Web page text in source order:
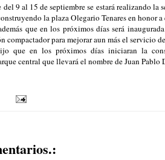
del 9 al 15 de septiembre se estará realizando la
la plaza Olegario Tenares en honor
que en los próximos días será
compactador para mejorar aun más el servicio
que en los próximos días iniciaran la
central que llevará el nombre de Juan Pablo